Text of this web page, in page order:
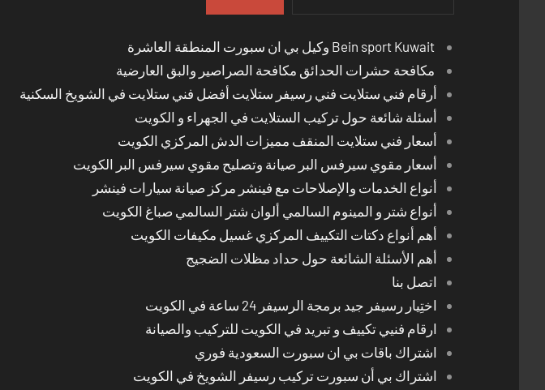
Bein sport Kuwait وكيل بي ان سبورت المنطقة العاشرة
مكافحة حشرات الحدائق مكافحة الصراصير والبق العارضية
أرقام فني ستلايت فني رسيفر ستلايت أفضل فني ستلايت في الشويخ السكنية
أسئلة شائعة حول تركيب الستلايت في الجهراء و الكويت
أسعار فني ستلايت المنقف مميزات الدش المركزي الكويت
أسعار مقوي سيرفس البر صيانة وتصليح مقوي سيرفس البر الكويت
أنواع الخدمات والإصلاحات مع فينشر مركز صيانة سيارات فينشر
أنواع شتر و المينوم السالمي ألوان شتر السالمي صباغ الكويت
أهم أنواع دكتات التكييف المركزي غسيل مكيفات الكويت
أهم الأسئلة الشائعة حول حداد مظلات الضجيج
اتصل بنا
اختِيار رسيفر جيد برمجة الرسيفر 24 ساعة في الكويت
ارقام فنيي تكييف و تبريد في الكويت للتركيب والصيانة
اشتراك باقات بي ان سبورت السعودية فوري
اشتراك بي أن سبورت تركيب رسيفر الشويخ في الكويت